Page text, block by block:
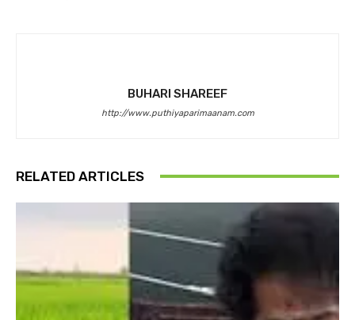
BUHARI SHAREEF
http://www.puthiyaparimaanam.com
RELATED ARTICLES